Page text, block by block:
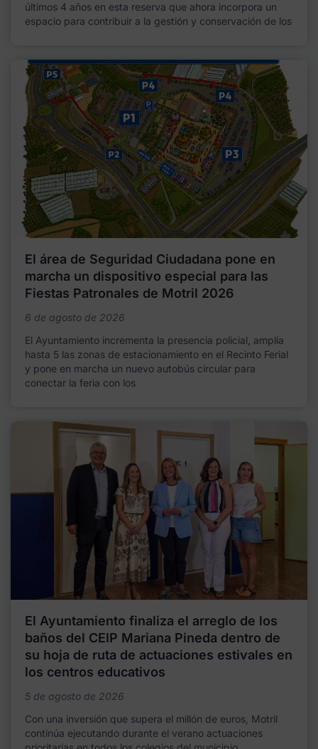
últimos 4 años en esta reserva que ahora incorpora un
espacio para contribuir a la gestión y conservación de los
El área de Seguridad Ciudadana pone en
marcha un dispositivo especial para las
Fiestas Patronales de Motril 2026
6 de agosto de 2026
El Ayuntamiento incrementa la presencia policial, amplía
hasta 5 las zonas de estacionamiento en el Recinto Ferial
y pone en marcha un nuevo autobús circular para
conectar la feria con los
El Ayuntamiento finaliza el arreglo de los
baños del CEIP Mariana Pineda dentro de
su hoja de ruta de actuaciones estivales en
los centros educativos
5 de agosto de 2026
Con una inversión que supera el millón de euros, Motril
continúa ejecutando durante el verano actuaciones